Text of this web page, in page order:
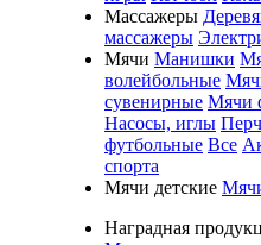
Массажеры
массажеры
Мячи Манишки
волейбольные
сувенирные Мячи
Насосы, иглы
футбольные Все
спорта
Мячи детские
Наградная